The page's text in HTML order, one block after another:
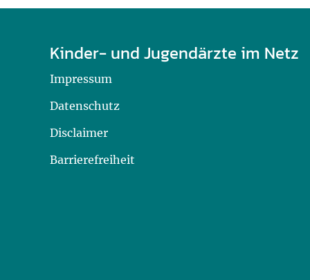
Kinder- und Jugendärzte im Netz
Impressum
Datenschutz
Disclaimer
Barrierefreiheit